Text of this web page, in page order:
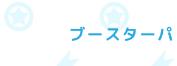
ブースター